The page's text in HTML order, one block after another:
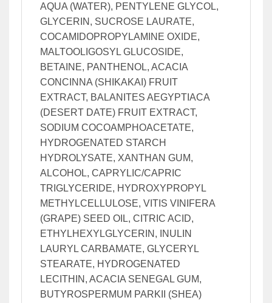
AQUA (WATER), PENTYLENE GLYCOL,
GLYCERIN, SUCROSE LAURATE,
COCAMIDOPROPYLAMINE OXIDE,
MALTOOLIGOSYL GLUCOSIDE,
BETAINE, PANTHENOL, ACACIA
CONCINNA (SHIKAKAI) FRUIT
EXTRACT, BALANITES AEGYPTIACA
(DESERT DATE) FRUIT EXTRACT,
SODIUM COCOAMPHOACETATE,
HYDROGENATED STARCH
HYDROLYSATE, XANTHAN GUM,
ALCOHOL, CAPRYLIC/CAPRIC
TRIGLYCERIDE, HYDROXYPROPYL
METHYLCELLULOSE, VITIS VINIFERA
(GRAPE) SEED OIL, CITRIC ACID,
ETHYLHEXYLGLYCERIN, INULIN
LAURYL CARBAMATE, GLYCERYL
STEARATE, HYDROGENATED
LECITHIN, ACACIA SENEGAL GUM,
BUTYROSPERMUM PARKII (SHEA)